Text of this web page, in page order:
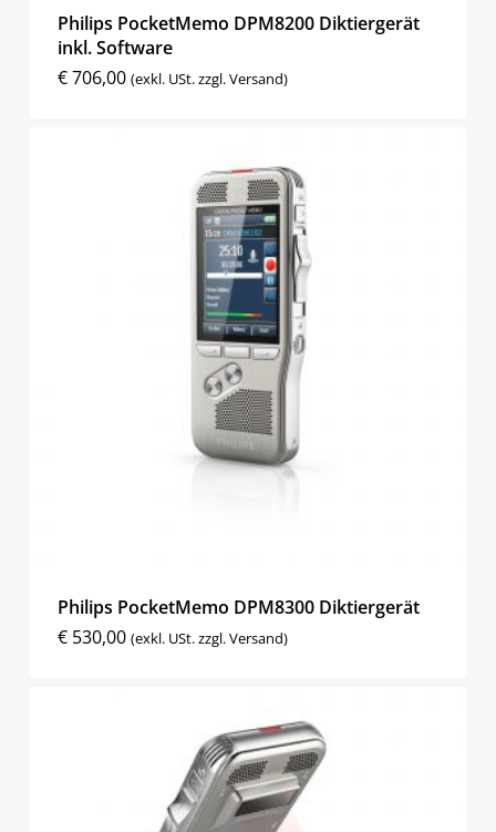
Philips PocketMemo DPM8200 Diktiergerät
inkl. Software
€706,00 (exkl. USt. zzgl. Versand)
Philips PocketMemo DPM8300 Diktiergerät
€530,00 (exkl. USt. zzgl. Versand)